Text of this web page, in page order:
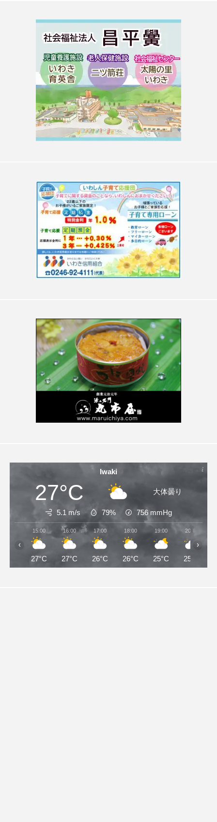
Iwaki
27°C 大体曇り
5.1 m/s 79% 756 mmHg
15:00
27°C
16:00
27°C
17:00
26°C
18:00
26°C
19:00
25°C
20:00
25°C
‹ ›